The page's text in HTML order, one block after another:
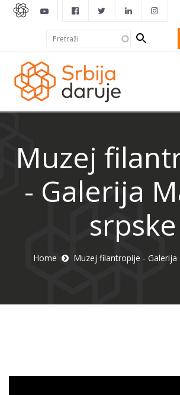
Search
form
Muzej
- Galerija
srpske
Home Muzej filantropije - Galerija